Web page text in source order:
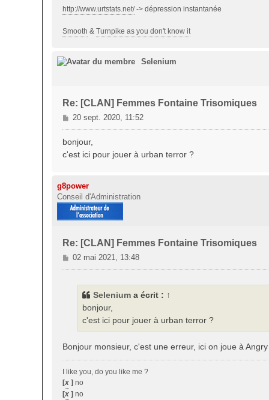
http://www.urtstats.net/-> dépression instantanée
Smooth & Turnpike as you don't know it
Selenium
Re: [CLAN] Femmes Fontaine Trisomiques
M
e
a
20 sept. 2020, 11:52
bonjour,
c'est ici pour jouer à urban terror ?
g8power
Conseil d'Administration
Re: [CLAN] Femmes Fontaine Trisomiques
M
e
02 mai 2021, 13:48
Selenium a écrit : ↑
bonjour,
c'est ici pour jouer à urban terror ?
Bonjour monsieur, c'est une erreur, ici on joue à
I like you, do you like me ?
[x ] no
[x ] no